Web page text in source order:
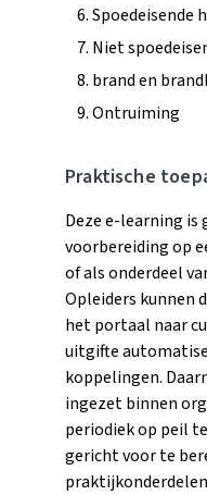
Spoedeisende
Niet
brand en
Ontruiming
Praktische
Deze e-learning
voorbereiding op
of als onderdeel
Opleiders kunnen
het portaal naar
uitgifte
koppelingen.
ingezet binnen
periodiek op peil
gericht voor te